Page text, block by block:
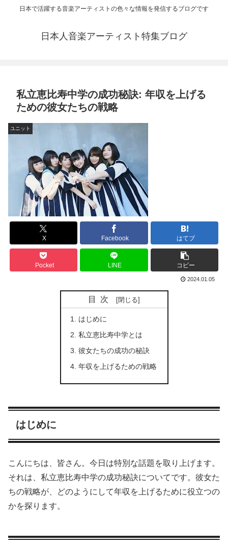
日本で活躍する音楽アーティストの色々な情報を発信するブログです
日本人音楽アーティスト特集ブログ
私立恵比寿中学の成功秘訣: 年収を上げる
ための彼女たちの戦略
ユニット
X Facebook はてブ
Pocket LINE コピー
2024.01.05
目次
はじめに
私立恵比寿中学とは
彼女たちの成功の秘訣
年収を上げるための戦略
はじめに
こんにちは、皆さん。今日は特別な話題を取り上げます。
それは、私立恵比寿中学の成功秘訣についてです。彼女た
ちの戦略が、どのようにして年収を上げるために役立つの
かを探ります。